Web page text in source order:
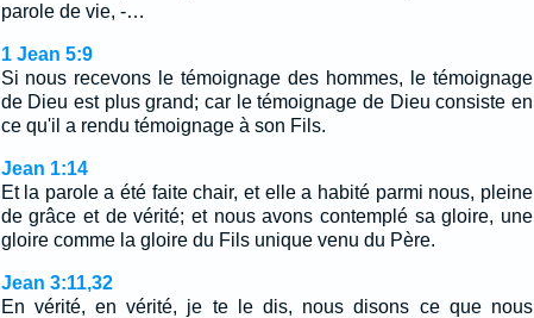
parole de vie, -…
1 Jean 5:9
Si nous recevons le témoignage des hommes, le témoignage
de Dieu est plus grand; car le témoignage de Dieu consiste en
ce qu'il a rendu témoignage à son Fils.
Jean 1:14
Et la parole a été faite chair, et elle a habité parmi nous, pleine
de grâce et de vérité; et nous avons contemplé sa gloire, une
gloire comme la gloire du Fils unique venu du Père.
Jean 3:11,32
En vérité, en vérité, je te le dis, nous disons ce que nous